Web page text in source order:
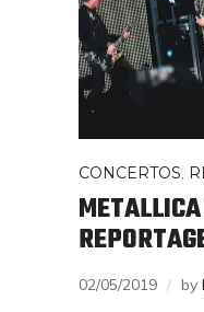
CONCERTOS
02/05/2019 by